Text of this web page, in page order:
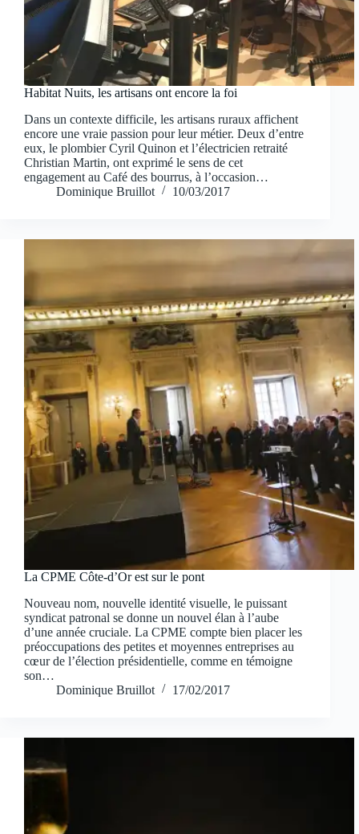
Habitat Nuits, les artisans ont encore la foi
Dans un contexte difficile, les artisans ruraux affichent
encore une vraie passion pour leur métier. Deux d’entre
eux, le plombier Cyril Quinon et l’électricien retraité
Christian Martin, ont exprimé le sens de cet
engagement au Café des bourrus, à l’occasion…
Dominique Bruillot
10/03/2017
La CPME Côte-d’Or est sur le pont
Nouveau nom, nouvelle identité visuelle, le puissant
syndicat patronal se donne un nouvel élan à l’aube
d’une année cruciale. La CPME compte bien placer les
préoccupations des petites et moyennes entreprises au
cœur de l’élection présidentielle, comme en témoigne
son…
Dominique Bruillot
17/02/2017